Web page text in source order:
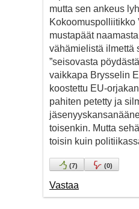
mutta sen ankeus
Kokoomuspolliitikko
mustapäät
vähämielistä ilmettä
”seisovasta
vaikkapa Brysselin
koostettu EU-
pahiten petetty ja
toisenkin. Mutta
toisin kuin
(7) (0)
Vastaa